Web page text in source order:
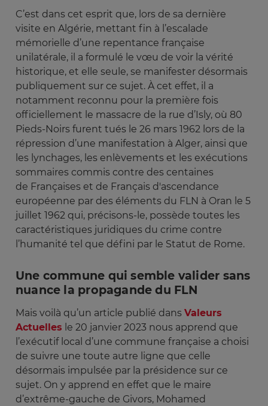
C’est dans cet esprit que, lors de sa dernière
visite en Algérie, mettant fin à l’escalade
mémorielle d’une repentance française
unilatérale, il a formulé le vœu de voir la vérité
historique, et elle seule, se manifester désormais
publiquement sur ce sujet. À cet effet, il a
notamment reconnu pour la première fois
officiellement le massacre de la rue d’Isly, où 80
Pieds-Noirs furent tués le 26 mars 1962 lors de la
répression d’une manifestation à Alger, ainsi que
les lynchages, les enlèvements et les exécutions
sommaires commis contre des centaines
de Françaises et de Français d'ascendance
européenne par des éléments du FLN à Oran le 5
juillet 1962 qui, précisons-le, possède toutes les
caractéristiques juridiques du crime contre
l’humanité tel que défini par le Statut de Rome.
Une commune qui semble valider sans
nuance la propagande du FLN
Mais voilà qu’un article publié dans Valeurs
Actuelles le 20 janvier 2023 nous apprend que
l’exécutif local d’une commune française a choisi
de suivre une toute autre ligne que celle
désormais impulsée par la présidence sur ce
sujet. On y apprend en effet que le maire
d’extrême-gauche de Givors, Mohamed